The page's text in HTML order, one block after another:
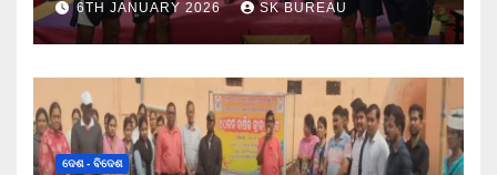
6TH JANUARY 2026 SK BUREAU
ଦେଶ - ବିଦେଶ